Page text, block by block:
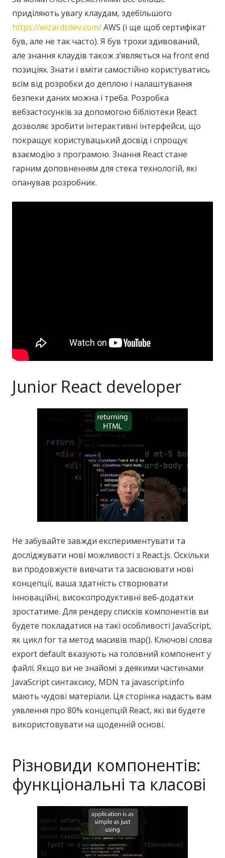
приділяють увагу клаудам, здебільшого
https://wizardsdev.com/AWS (і ще щоб сертифікат
був, але не так часто). Я був трохи здивований,
але знання клаудів також з’являється на front end
позиціях. Знати і вміти самостійно користуватись
всім від розробки до деплою і налаштування
безпеки даних можна і треба. Розробка
вебзастосунків за допомогою бібліотеки React
дозволяє зробити інтерактивні інтерфейси, що
покращує користувацький досвід і спрощує
взаємодію з програмою. Знання React стане
гарним доповненням для стека технологій, які
опанував розробник.
Junior React developer
Не забувайте завжди експериментувати та
досліджувати нові можливості з React.js. Оскільки
ви продовжуєте вивчати та засвоювати нові
концепції, ваша здатність створювати
інноваційні, високопродуктивні веб-додатки
зростатиме. Для рендеру списків компонентів ви
будете покладатися на такі особливості JavaScript,
як цикл for та метод масивів map(). Ключові слова
export default вказують на головний компонент у
файлі. Якщо ви не знайомі з деякими частинами
JavaScript синтаксису, MDN та javascript.info
мають чудові матеріали. Ця сторінка надасть вам
уявлення про 80% концепцій React, які ви будете
використовувати на щоденній основі.
Різновиди компонентів:
функціональні та класові